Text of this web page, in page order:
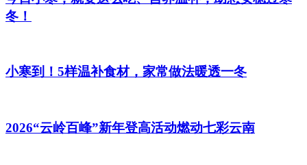
冬！
小寒到！5样温补食材，家常做法暖透一冬
2026“云岭百峰”新年登高活动燃动七彩云南